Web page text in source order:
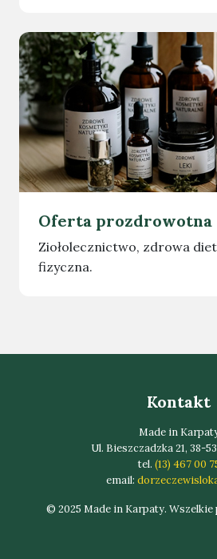
Oferta prozdrowotna
Ziołolecznictwo, zdrowa
fizyczna.
Kontakt
Made in
Ul. Bieszczadzka 21, 38-
tel. (13) 467 00
email:
© 2025 Made in Karpaty. Wszelkie